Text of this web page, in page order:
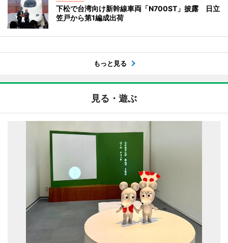
下松で台湾向け新幹線車両「N700ST」披露 日立
笠戸から第1編成出荷
もっと見る
見る・遊ぶ